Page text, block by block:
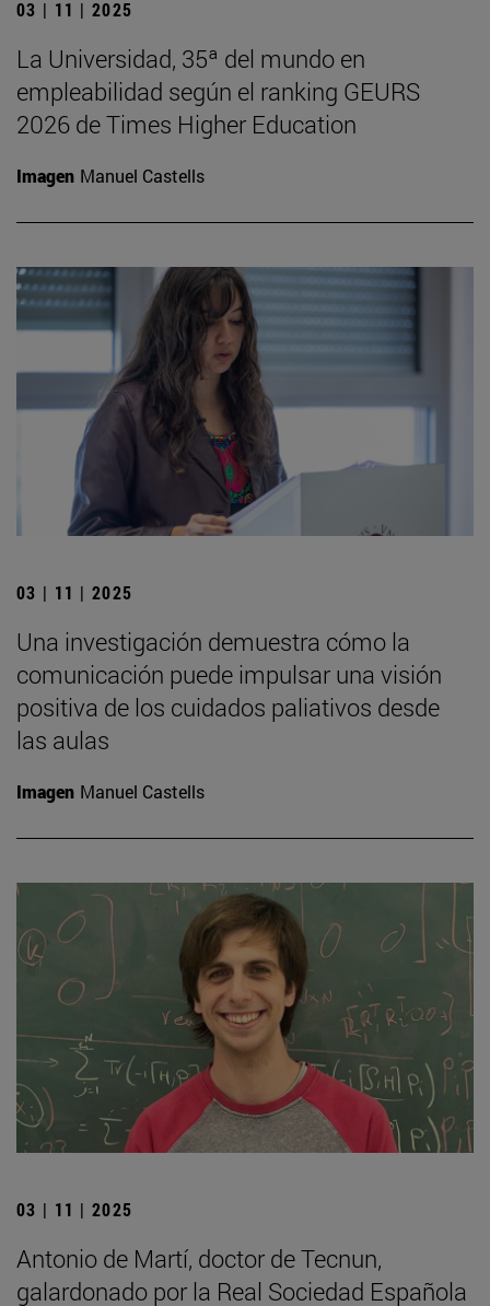
03 | 11 | 2025
La Universidad, 35ª del mundo en
empleabilidad según el ranking GEURS
2026 de Times Higher Education
Imagen Manuel Castells
03 | 11 | 2025
Una investigación demuestra cómo la
comunicación puede impulsar una visión
positiva de los cuidados paliativos desde
las aulas
Imagen Manuel Castells
03 | 11 | 2025
Antonio de Martí, doctor de Tecnun,
galardonado por la Real Sociedad Española